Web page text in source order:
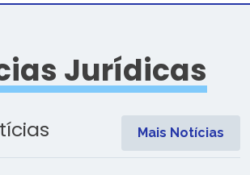
Jurídicas
Mais Notícias